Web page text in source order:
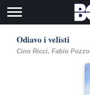
Odiavo i velisti
Cino Ricci, Fabio Pozzo